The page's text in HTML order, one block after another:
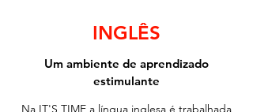
INGLÊS
Um ambiente de aprendizado
estimulante
Na IT'S TIME a língua inglesa é trabalhada